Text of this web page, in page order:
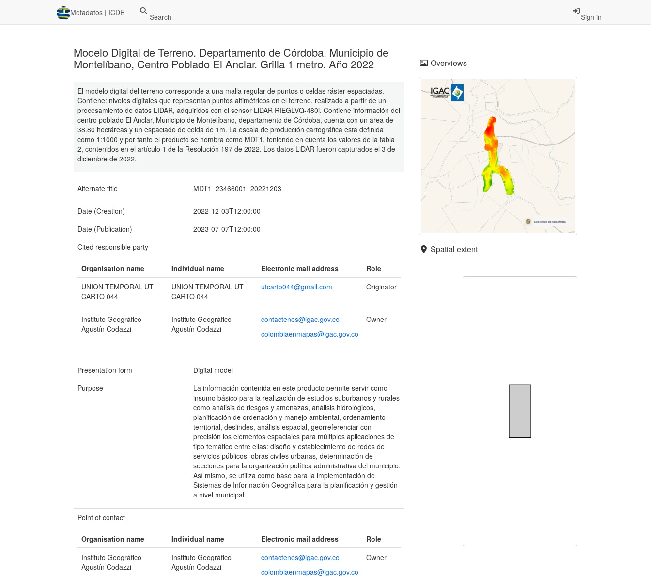
Metadatos | ICDE Search Sign in
Modelo Digital de Terreno. Departamento de Córdoba. Municipio de
Montelíbano, Centro Poblado El Anclar. Grilla 1 metro. Año 2022
El modelo digital del terreno corresponde a una malla regular de puntos o celdas ráster espaciadas.
Contiene: niveles digitales que representan puntos altimétricos en el terreno, realizado a partir de un
procesamiento de datos LIDAR, adquiridos con el sensor LiDAR RIEGLVQ-480i. Contiene información del
centro poblado El Anclar, Municipio de Montelíbano, departamento de Córdoba, cuenta con un área de
38.80 hectáreas y un espaciado de celda de 1m. La escala de producción cartográfica está definida
como 1:1000 y por tanto el producto se nombra como MDT1, teniendo en cuenta los valores de la tabla
2, contenidos en el artículo 1 de la Resolución 197 de 2022. Los datos LiDAR fueron capturados el 3 de
diciembre de 2022.
Alternate title MDT1_23466001_20221203
Date (Creation)
2022-12-03T12:00:00
Date (Publication)
2023-07-07T12:00:00
Cited responsible party
Organisation name Individual name Electronic mail address
Role
UNION TEMPORAL UT
CARTO 044
UNION TEMPORAL UT
CARTO 044
utcarto044@gmail.com Originator
Instituto Geográfico
Agustín Codazzi
Instituto Geográfico
Agustín Codazzi
contactenos@igac.gov.co
colombiaenmapas@igac.gov.co
Owner
Presentation form
Digital model
Purpose
La información contenida en este producto permite servir como
insumo básico para la realización de estudios suburbanos y rurales
como análisis de riesgos y amenazas, análisis hidrológicos,
planificación de ordenación y manejo ambiental, ordenamiento
territorial, deslindes, análisis espacial, georreferenciar con
precisión los elementos espaciales para múltiples aplicaciones de
tipo temático entre ellas: diseño y establecimiento de redes de
servicios públicos, obras civiles urbanas, determinación de
secciones para la organización política administrativa del municipio.
Así mismo, se utiliza como base para la implementación de
Sistemas de Información Geográfica para la planificación y gestión
a nivel municipal.
Point of contact
Organisation name Individual name Electronic mail address
Role
Instituto Geográfico
Agustín Codazzi
Instituto Geográfico
Agustín Codazzi
contactenos@igac.gov.co
colombiaenmapas@igac.gov.co
Owner
Overviews
Spatial extent